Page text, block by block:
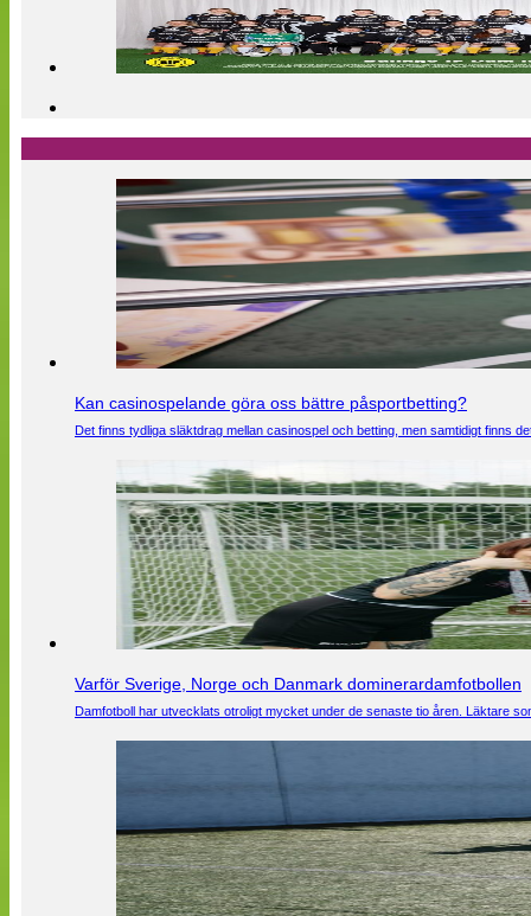
Kan casinospelande göra oss bättre påsportbetting?
Det finns tydliga släktdrag mellan casinospel och betting, men samtidigt finns
Varför Sverige, Norge och Danmark dominerardamfotbollen
Damfotboll har utvecklats otroligt mycket under de senaste tio åren. Läktare